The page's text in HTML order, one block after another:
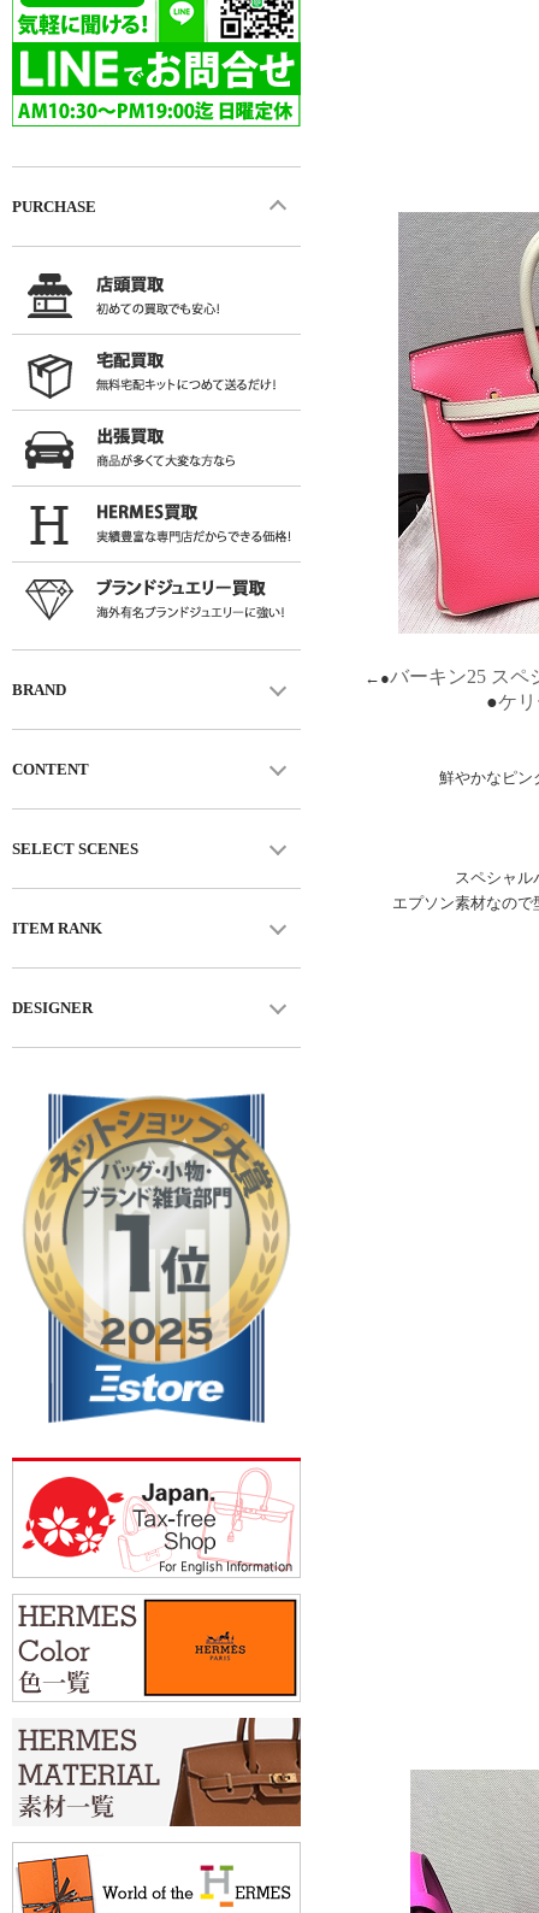
←●バーキン25 スペ
●ケ
鮮やかなピン
スペシャル
エプソン素材なの
PURCHASE
BRAND
CONTENT
SELECT SCENES
ITEM RANK
DESIGNER